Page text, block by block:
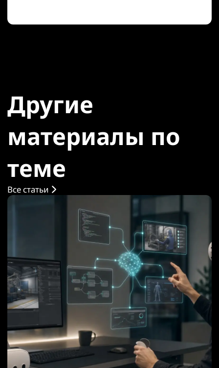
Другие
материалы по
теме
Все статьи